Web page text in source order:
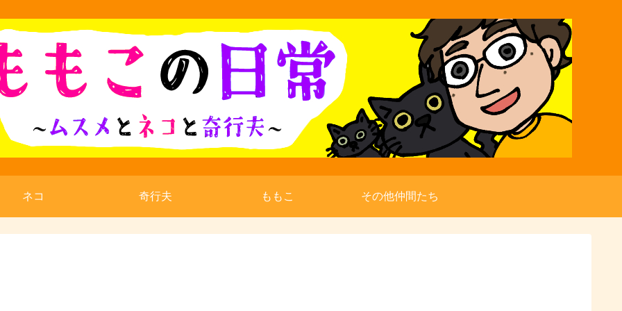
ネコ 奇行夫 ももこ その他仲間たち